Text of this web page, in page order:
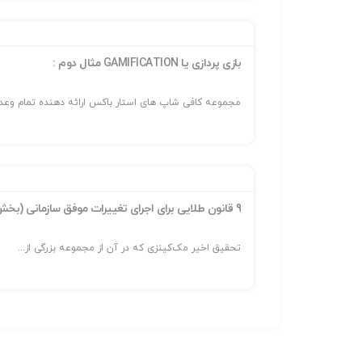
بازی پردازی یا GAMIFICATION مثال دوم :
مجموعه کافی شاپ های استار باکس ارائه دهنده تمام
9 قانون طلایی برای اجرای تغییرات موفق سازمانی (بخش پایانی)
تحقیق اخیر مک‌کینزی که در آن از مجموعه بزرگی از...